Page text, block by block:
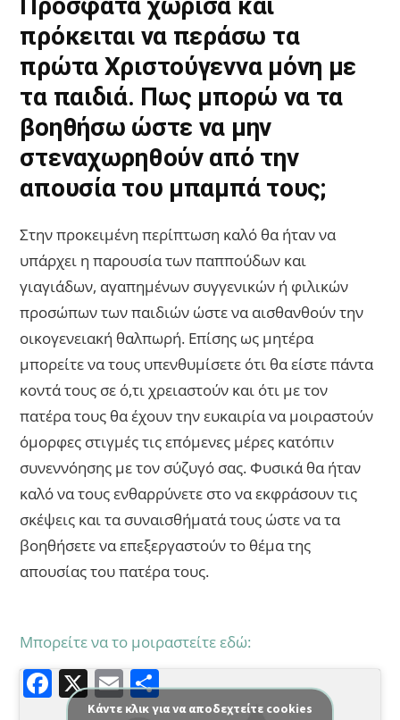
Πρόσφατα χώρισα και
πρόκειται να περάσω τα
πρώτα Χριστούγεννα μόνη με
τα παιδιά. Πως μπορώ να τα
βοηθήσω ώστε να μην
στεναχωρηθούν από την
απουσία του μπαμπά τους;
Στην προκειμένη περίπτωση καλό θα ήταν να
υπάρχει η παρουσία των παππούδων και
γιαγιάδων, αγαπημένων συγγενικών ή φιλικών
προσώπων των παιδιών ώστε να αισθανθούν την
οικογενειακή θαλπωρή. Επίσης ως μητέρα
μπορείτε να τους υπενθυμίσετε ότι θα είστε πάντα
κοντά τους σε ό,τι χρειαστούν και ότι με τον
πατέρα τους θα έχουν την ευκαιρία να μοιραστούν
όμορφες στιγμές τις επόμενες μέρες κατόπιν
συνεννόησης με τον σύζυγό σας. Φυσικά θα ήταν
καλό να τους ενθαρρύνετε στο να εκφράσουν τις
σκέψεις και τα συναισθήματά τους ώστε να τα
βοηθήσετε να επεξεργαστούν το θέμα της
απουσίας του πατέρα τους.
Μπορείτε να το μοιραστείτε εδώ:
F
a
X E
m
Μ
οι
Κάντε κλικ για να αποδεχτείτε cookies